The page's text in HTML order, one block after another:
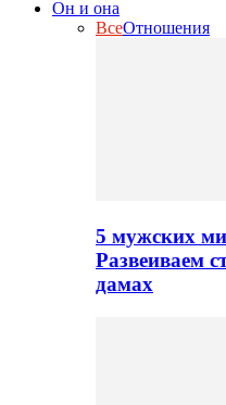
Он и она
ВсеОтношения
5 мужских
Развеиваем
дамах